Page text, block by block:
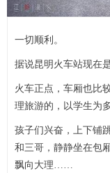
一切顺利。
据说昆明火车站现在
火车正点，车厢也比
理旅游的，以学生为多
孩子们兴奋，上下铺
和三哥，静静坐在包
飘向大理……